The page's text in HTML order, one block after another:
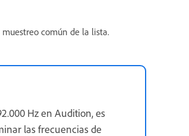
común de la lista.
Hz en Audition, es
las frecuencias de